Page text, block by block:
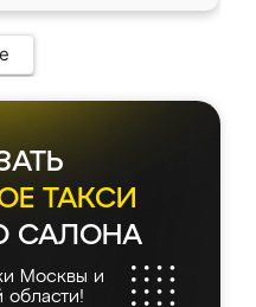
ТАКСИ
САЛОНА
Москвы и
области!